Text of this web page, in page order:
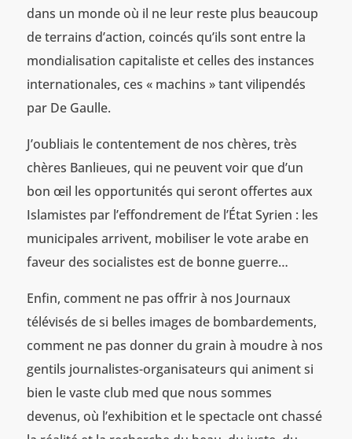
dans un monde où il ne leur reste plus beaucoup
de terrains d’action, coincés qu’ils sont entre la
mondialisation capitaliste et celles des instances
internationales, ces « machins » tant vilipendés
par De Gaulle.
J’oubliais le contentement de nos chères, très
chères Banlieues, qui ne peuvent voir que d’un
bon œil les opportunités qui seront offertes aux
Islamistes par l’effondrement de l’État Syrien : les
municipales arrivent, mobiliser le vote arabe en
faveur des socialistes est de bonne guerre…
Enfin, comment ne pas offrir à nos Journaux
télévisés de si belles images de bombardements,
comment ne pas donner du grain à moudre à nos
gentils journalistes-organisateurs qui animent si
bien le vaste club med que nous sommes
devenus, où l’exhibition et le spectacle ont chassé